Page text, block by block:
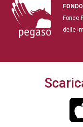
Fondo
delle